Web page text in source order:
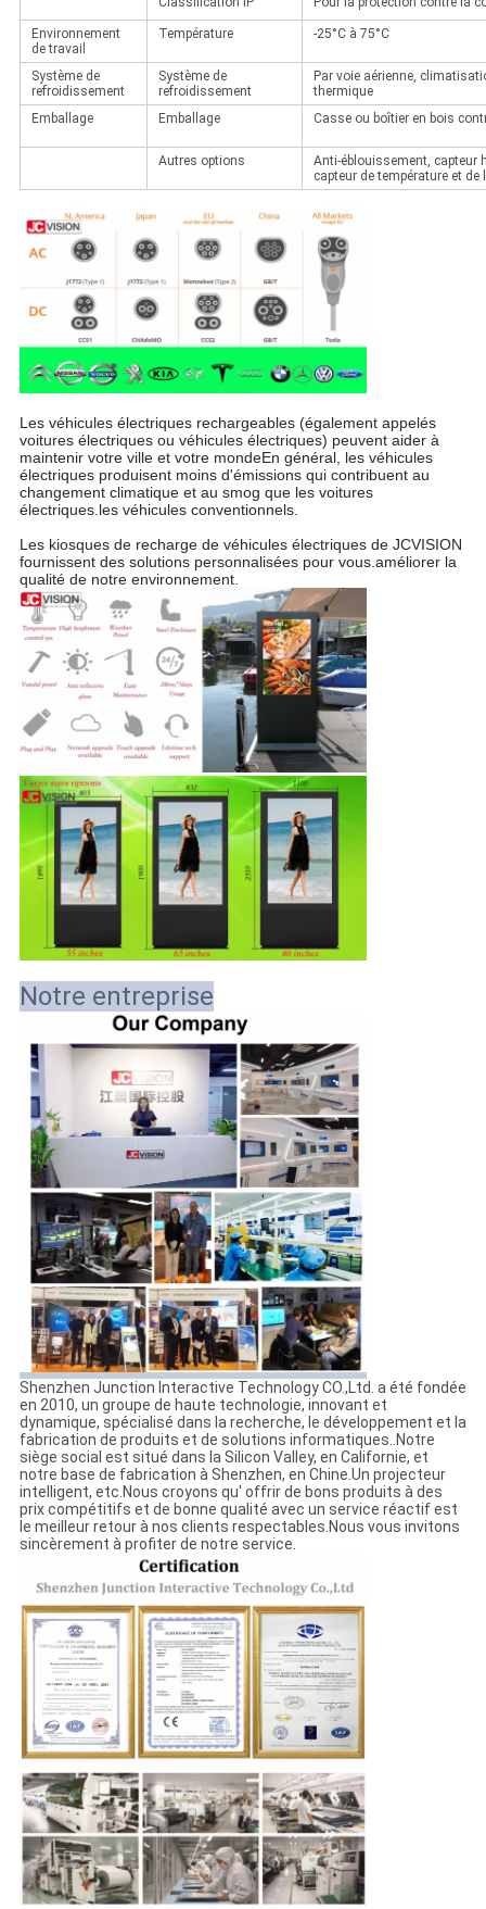
Environnement
de travail
Température -25°C à 75°C
Système de
refroidissement
Système de
refroidissement
Par voie aérienne,
thermique
Emballage
Emballage Casse ou boîtier en bois
Autres options
Anti-éblouissement, capteur
capteur de température et de
Les véhicules électriques rechargeables (également appelés
voitures électriques ou véhicules électriques) peuvent aider à
maintenir votre ville et votre mondeEn général, les véhicules
électriques produisent moins d'émissions qui contribuent au
changement climatique et au smog que les voitures
électriques. les véhicules conventionnels.
Les kiosques de recharge de véhicules électriques de JCVISION
fournissent des solutions personnalisées pour vous. améliorer la
qualité de notre environnement.
Notre entreprise
Shenzhen Junction Interactive Technology CO.,Ltd. a été fondée
en 2010, un groupe de haute technologie, innovant et
dynamique, spécialisé dans la recherche, le développement et la
fabrication de produits et de solutions informatiques..Notre
siège social est situé dans la Silicon Valley, en Californie, et
notre base de fabrication à Shenzhen, en Chine.Un projecteur
intelligent, etc.Nous croyons qu' offrir de bons produits à des
prix compétitifs et de bonne qualité avec un service réactif est
le meilleur retour à nos clients respectables.Nous vous invitons
sincèrement à profiter de notre service.